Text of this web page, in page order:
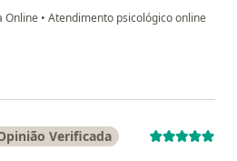
Online • Atendimento psicológico online
Aparecida
Verificada